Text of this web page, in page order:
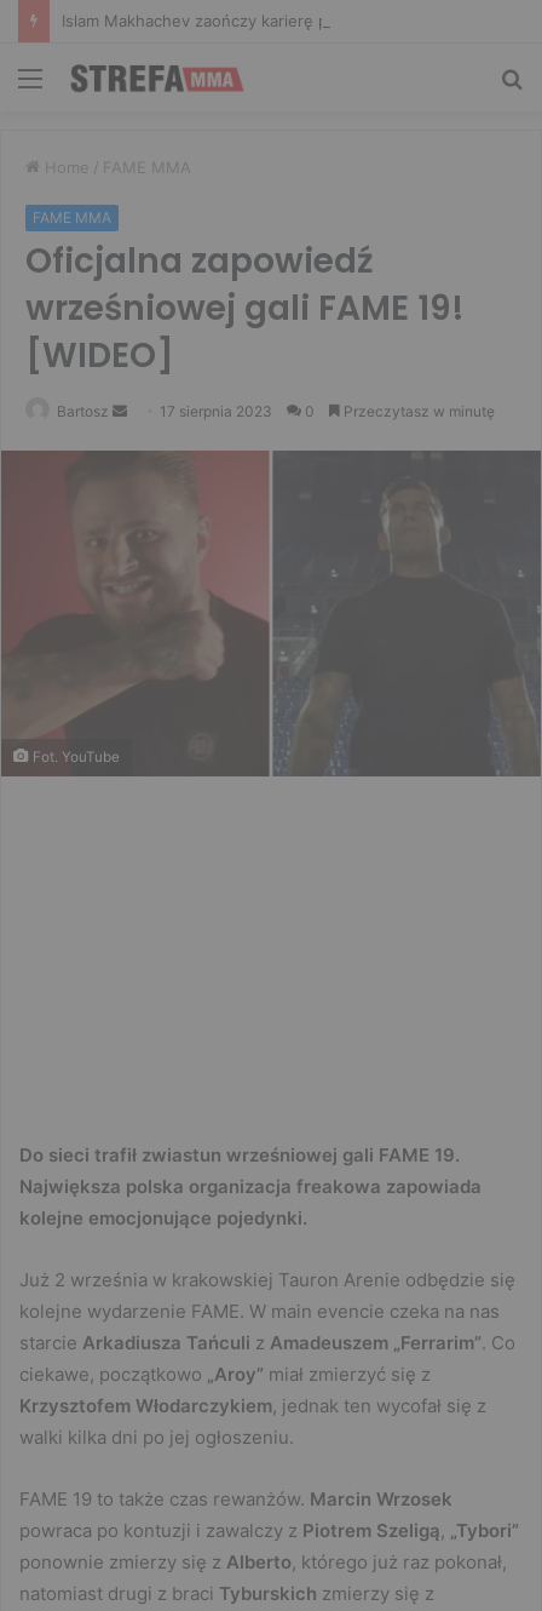
Menu
Home / FAME MMA
FAME MMA
Oficjalna zapowiedź
wrześniowej gali FAME 19!
[WIDEO]
Bartosz
Send 17 sierpnia 2023 0 Przeczytasz w minutę
Fot. YouTube
Do sieci trafił zwiastun wrześniowej gali FAME 19.
Największa polska organizacja freakowa zapowiada
kolejne emocjonujące pojedynki.
Już 2 września w krakowskiej Tauron Arenie odbędzie się
kolejne wydarzenie FAME. W main evencie czeka na nas
starcie Arkadiusza Tańculi z Amadeuszem „Ferrarim”. Co
ciekawe, początkowo
„Aroy” miał zmierzyć się z
Krzysztofem Włodarczykiem, jednak ten wycofał się z
walki kilka dni po jej ogłoszeniu.
FAME 19 to także czas rewanżów. Marcin Wrzosek
powraca po kontuzji i zawalczy z Piotrem Szeligą, „Tybori”
ponownie zmierzy się z Alberto, którego już raz pokonał,
natomiast drugi z braci Tyburskich zmierzy się z